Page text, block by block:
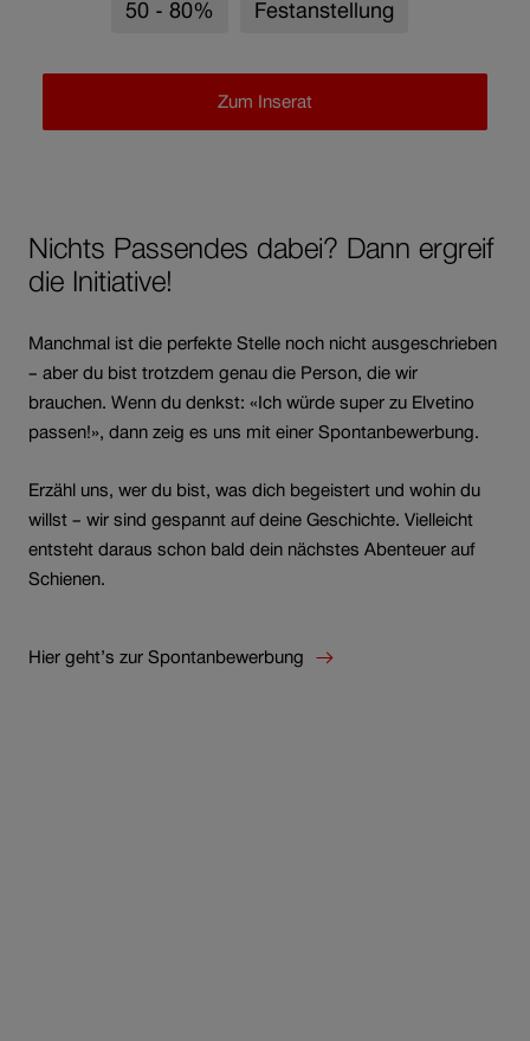
50 - 80% Festanstellung
Zum Inserat
Nichts Passendes dabei? Dann ergreif
die Initiative!
Manchmal ist die perfekte Stelle noch nicht ausgeschrieben
– aber du bist trotzdem genau die Person, die wir
brauchen. Wenn du denkst: «Ich würde super zu Elvetino
passen!», dann zeig es uns mit einer Spontanbewerbung.
Erzähl uns, wer du bist, was dich begeistert und wohin du
willst – wir sind gespannt auf deine Geschichte. Vielleicht
entsteht daraus schon bald dein nächstes Abenteuer auf
Schienen.
Hier geht’s zur Spontanbewerbung